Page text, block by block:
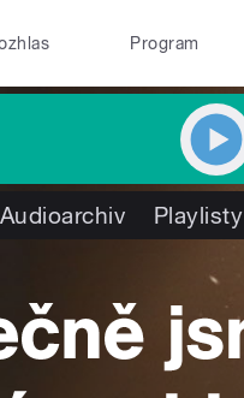
Program
Audioarchiv Playlisty